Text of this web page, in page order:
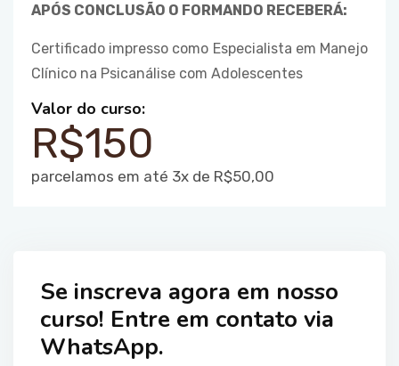
APÓS CONCLUSÃO O FORMANDO RECEBERÁ:
Certificado impresso como Especialista em Manejo
Clínico na Psicanálise com Adolescentes
Valor do curso:
R$150
parcelamos em até 3x de R$50,00
Se inscreva agora em nosso
curso! Entre em contato via
WhatsApp.